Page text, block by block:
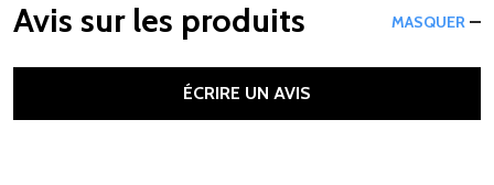
Avis sur les produits MASQUER
ÉCRIRE UN AVIS